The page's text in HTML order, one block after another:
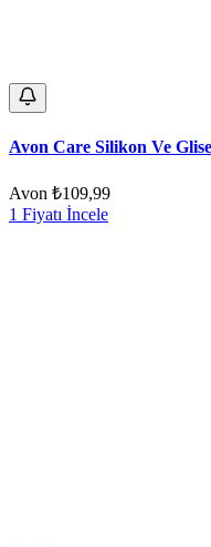
Avon Care Silikon Ve
Avon ₺109,99
1 Fiyatı İncele